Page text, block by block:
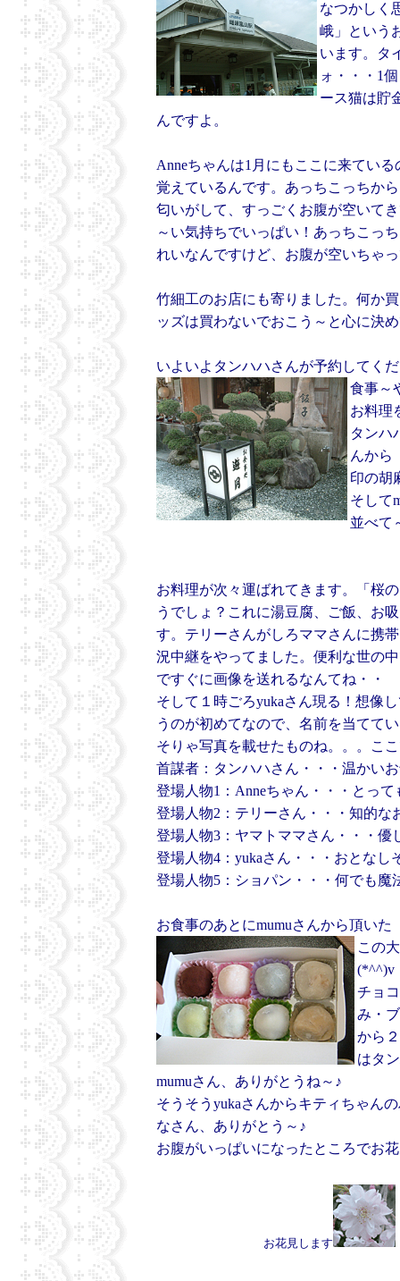
なつかしく
峨」という
います。タ
ォ・・・1
ース猫は貯
んですよ。
Anneちゃんは1月にもここに来てい
覚えているんです。あっちこっちか
匂いがして、すっごくお腹が空いて
～い気持ちでいっぱい！あっちこっ
れいなんですけど、お腹が空いちゃ
竹細工のお店にも寄りました。何か
ッズは買わないでおこう～と心に決
いよいよタンハハさんが予約してく
食事～
お料理
タンハ
んから
印の胡
そして
並べて
お料理が次々運ばれてきます。「桜
うでしょ？これに湯豆腐、ご飯、お
す。テリーさんがしろママさんに携
況中継をやってました。便利な世の
ですぐに画像を送れるなんてね・・
そして１時ごろyukaさん現る！想像
うのが初めてなので、名前を当てて
そりゃ写真を載せたものね。。。こ
首謀者：タンハハさん・・・温かい
登場人物1：Anneちゃん・・・とっ
登場人物2：テリーさん・・・知的な
登場人物3：ヤマトママさん・・・優
登場人物4：yukaさん・・・おとなし
登場人物5：ショパン・・・何でも魔
お食事のあとにmumuさんから頂い
この
(*^^)v
チョ
み・
から
はタ
mumuさん、ありがとうね～♪
そうそうyukaさんからキティちゃん
なさん、ありがとう～♪
お腹がいっぱいになったところでお
お花見します